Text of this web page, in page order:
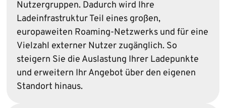
Nutzergruppen. Dadurch wird Ihre
Ladeinfrastruktur Teil eines großen,
europaweiten Roaming-Netzwerks und für eine
Vielzahl externer Nutzer zugänglich. So
steigern Sie die Auslastung Ihrer Ladepunkte
und erweitern Ihr Angebot über den eigenen
Standort hinaus.